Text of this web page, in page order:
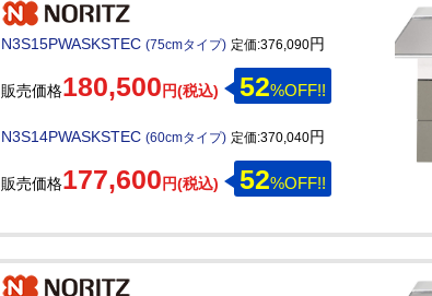
N3S15PWASKSTEC (75cmタイプ) 定価:376,090円
販売価格180,500 円(税込) 52%OFF!!
N3S14PWASKSTEC (60cmタイプ) 定価:370,040円
販売価格177,600 円(税込) 52%OFF!!